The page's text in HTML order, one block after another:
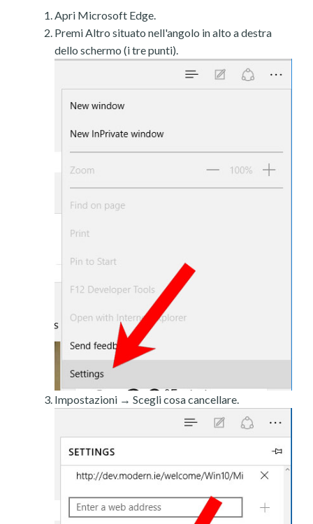
Apri Microsoft Edge.
Premi Altro situato nell'angolo in alto a destra
dello schermo (i tre punti).
Impostazioni → Scegli cosa cancellare.